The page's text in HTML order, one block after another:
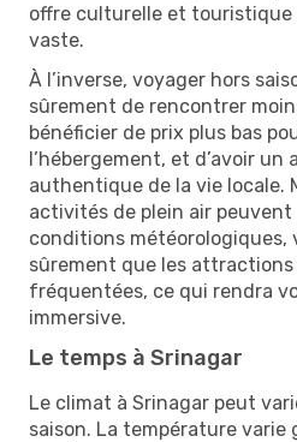
offre culturelle et touristique
vaste.
À l’inverse, voyager hors
sûrement de rencontrer
bénéficier de prix plus bas
l’hébergement, et d’avoir un
authentique de la vie locale.
activités de plein air
conditions météorologiques,
sûrement que les
fréquentées, ce qui rendra
immersive.
Le temps à Srinagar
Le climat à Srinagar peut
saison. La température varie